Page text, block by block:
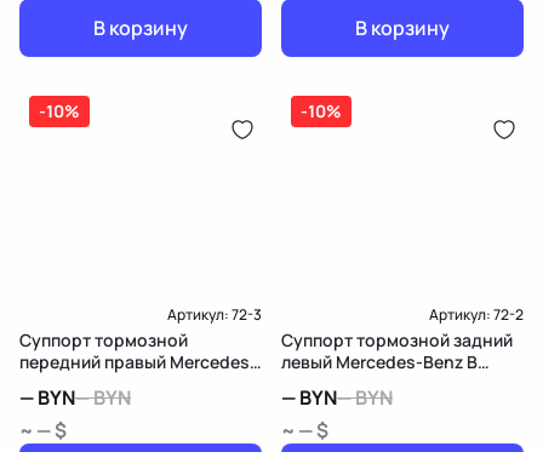
В корзину
В корзину
-10%
Артикул:72-3
Суппорт тормозной
передний правый Mercedes-
—BYN—BYN
~ — $
-10%
Артикул:72-2
Суппорт тормозной задний
левый Mercedes-Benz B
—BYN—BYN
~ — $